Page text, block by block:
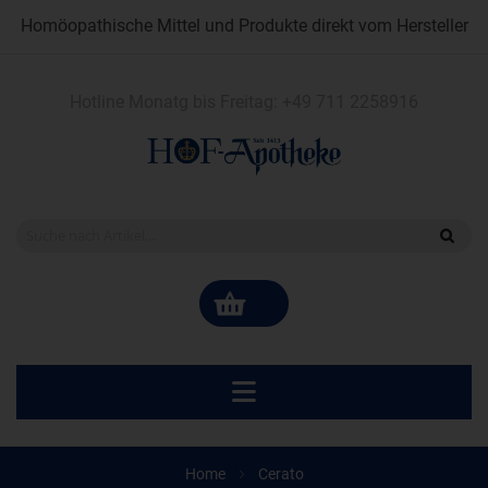
Homöopathische Mittel und Produkte direkt vom Hersteller
Home Cerato